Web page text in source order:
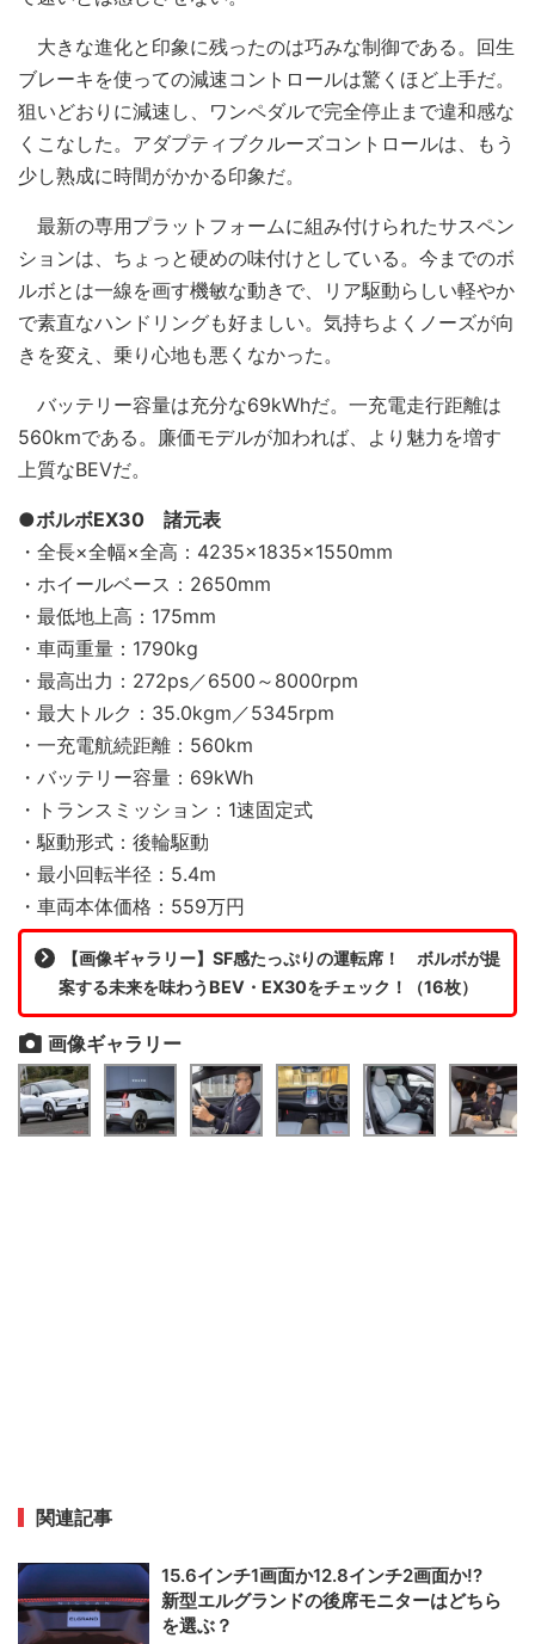
大きな進化と印象に残ったのは巧みな制御である。回生
ブレーキを使っての減速コントロールは驚くほど上手だ。
狙いどおりに減速し、ワンペダルで完全停止まで違和感な
くこなした。アダプティブクルーズコントロールは、もう
少し熟成に時間がかかる印象だ。
最新の専用プラットフォームに組み付けられたサスペン
ションは、ちょっと硬めの味付けとしている。今までのボ
ルボとは一線を画す機敏な動きで、リア駆動らしい軽やか
で素直なハンドリングも好ましい。気持ちよくノーズが向
きを変え、乗り心地も悪くなかった。
バッテリー容量は充分な69kWhだ。一充電走行距離は
560kmである。廉価モデルが加われば、より魅力を増す
上質なBEVだ。
●ボルボEX30 諸元表
・全長×全幅×全高：4235×1835×1550mm
・ホイールベース：2650mm
・最低地上高：175mm
・車両重量：1790kg
・最高出力：272ps／6500～8000rpm
・最大トルク：35.0kgm／5345rpm
・一充電航続距離：560km
・バッテリー容量：69kWh
・トランスミッション：1速固定式
・駆動形式：後輪駆動
・最小回転半径：5.4m
・車両本体価格：559万円
【画像ギャラリー】SF感たっぷりの運転席！ ボルボが提
案する未来を味わうBEV・EX30をチェック！（16枚）
画像ギャラリー
関連記事
15.6インチ1画面か12.8インチ2画面か!?
新型エルグランドの後席モニターはどちら
を選ぶ？